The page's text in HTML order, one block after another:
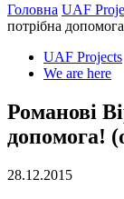
Головна UAF
потрібна
UAF Projects
We are here
Романові
допомога!
28.12.2015